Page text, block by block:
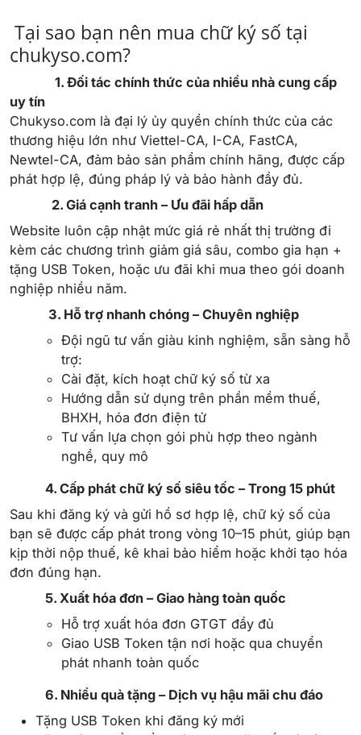
Tại sao bạn nên mua chữ ký số tại
chukyso.com?
1. Đối tác chính thức của nhiều nhà cung cấp
uy tín
Chukyso.com là đại lý ủy quyền chính thức của các
thương hiệu lớn như Viettel-CA, I-CA, FastCA,
Newtel-CA, đảm bảo sản phẩm chính hãng, được cấp
phát hợp lệ, đúng pháp lý và bảo hành đầy đủ.
2. Giá cạnh tranh – Ưu đãi hấp dẫn
Website luôn cập nhật mức giá rẻ nhất thị trường đi
kèm các chương trình giảm giá sâu, combo gia hạn +
tặng USB Token, hoặc ưu đãi khi mua theo gói doanh
nghiệp nhiều năm.
3. Hỗ trợ nhanh chóng – Chuyên nghiệp
Đội ngũ tư vấn giàu kinh nghiệm, sẵn sàng hỗ
trợ:
Cài đặt, kích hoạt chữ ký số từ xa
Hướng dẫn sử dụng trên phần mềm thuế,
BHXH, hóa đơn điện tử
Tư vấn lựa chọn gói phù hợp theo ngành
nghề, quy mô
4. Cấp phát chữ ký số siêu tốc – Trong 15 phút
Sau khi đăng ký và gửi hồ sơ hợp lệ, chữ ký số của
bạn sẽ được cấp phát trong vòng 10–15 phút, giúp bạn
kịp thời nộp thuế, kê khai bảo hiểm hoặc khởi tạo hóa
đơn đúng hạn.
5. Xuất hóa đơn – Giao hàng toàn quốc
Hỗ trợ xuất hóa đơn GTGT đầy đủ
Giao USB Token tận nơi hoặc qua chuyển
phát nhanh toàn quốc
6. Nhiều quà tặng – Dịch vụ hậu mãi chu đáo
Tặng USB Token khi đăng ký mới